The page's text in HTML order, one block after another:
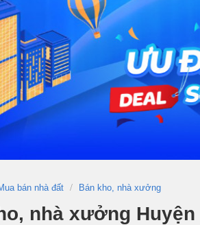
bán nhà đất Bán kho, nhà xưởng
nhà xưởng Huyện